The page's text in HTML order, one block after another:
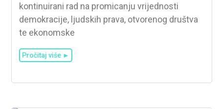
kontinuirani rad na promicanju vrijednosti
demokracije, ljudskih prava, otvorenog društva
te ekonomske
Pročitaj više ►